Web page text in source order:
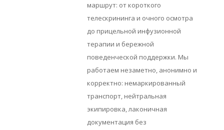
маршрут: от короткого
телескрининга и очного осмотра
до прицельной инфузионной
терапии и бережной
поведенческой поддержки. Мы
работаем незаметно, анонимно и
корректно: немаркированный
транспорт, нейтральная
экипировка, лаконичная
документация без